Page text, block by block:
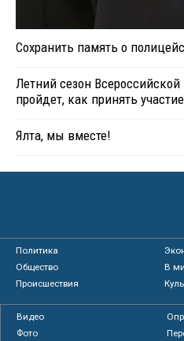
Сохранить память о
Летний сезон
пройдет, как принять участие
Ялта, мы вместе!
Политика
Общество
В
Происшествия
Видео
Фото